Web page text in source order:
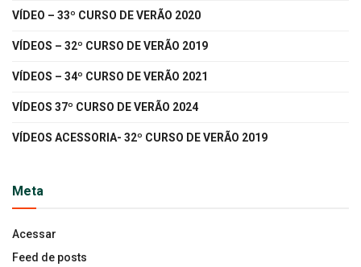
VÍDEO – 33º CURSO DE VERÃO 2020
VÍDEOS – 32º CURSO DE VERÃO 2019
VÍDEOS – 34º CURSO DE VERÃO 2021
VÍDEOS 37º CURSO DE VERÃO 2024
VÍDEOS ACESSORIA- 32º CURSO DE VERÃO 2019
Meta
Acessar
Feed de posts